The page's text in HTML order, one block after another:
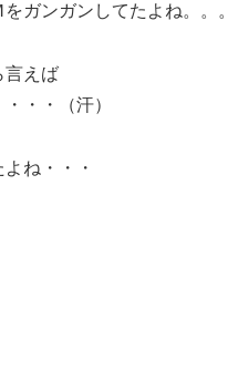
ガンガンしてたよね。。。
言えば
・・（汗）
ね・・・